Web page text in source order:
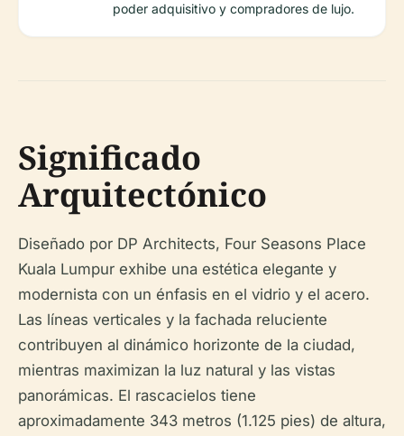
poder adquisitivo y compradores de lujo.
Significado
Arquitectónico
Diseñado por DP Architects, Four Seasons Place
Kuala Lumpur exhibe una estética elegante y
modernista con un énfasis en el vidrio y el acero.
Las líneas verticales y la fachada reluciente
contribuyen al dinámico horizonte de la ciudad,
mientras maximizan la luz natural y las vistas
panorámicas. El rascacielos tiene
aproximadamente 343 metros (1.125 pies) de altura,